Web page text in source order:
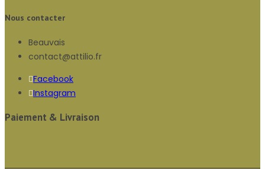
Nous contacter
Beauvais
contact@attilio.fr
Facebook
Instagram
Paiement & Livraison